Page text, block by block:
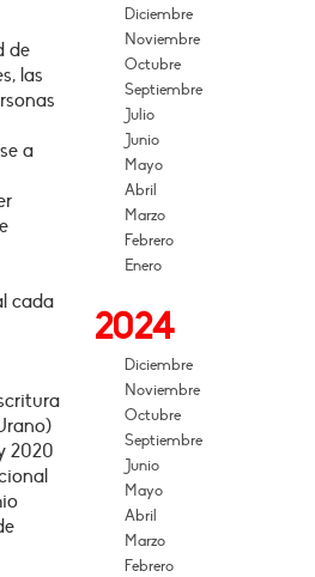
de
las
a
cada
2020
Diciembre
Noviembre
Octubre
Septiembre
Julio
Junio
Mayo
Abril
Marzo
Febrero
Enero
2024
Diciembre
Noviembre
Octubre
Septiembre
Junio
Mayo
Abril
Marzo
Febrero